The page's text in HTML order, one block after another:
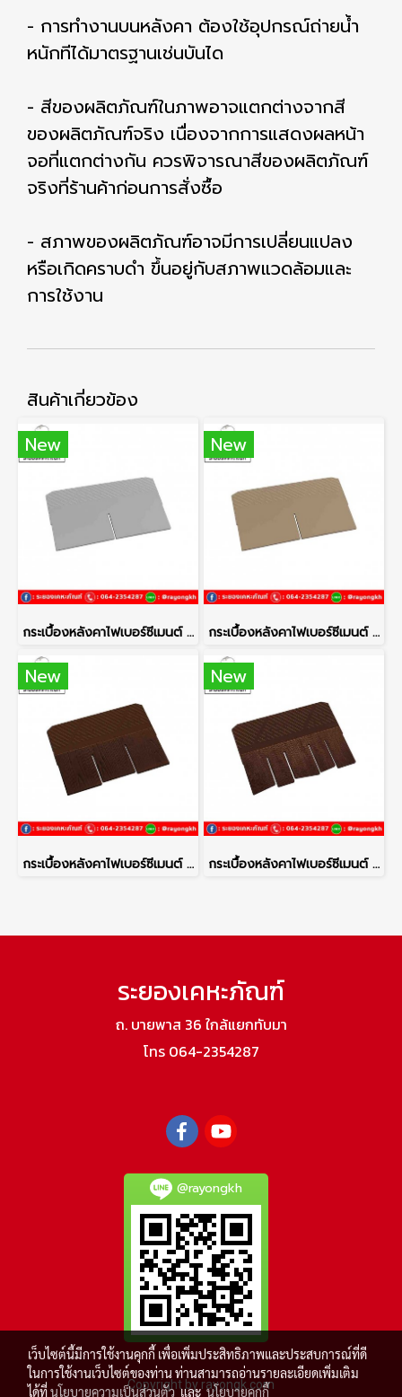
- การทำงานบนหลังคา ต้องใช้อุปกรณ์ถ่ายน้ำ
หนักทีได้มาตรฐานเช่นบันได
- สีของผลิตภัณฑ์ในภาพอาจแตกต่างจากสี
ของผลิตภัณฑ์จริง เนื่องจากการแสดงผลหน้า
จอที่แตกต่างกัน ควรพิจารณาสีของผลิตภัณฑ์
จริงที่ร้านค้าก่อนการสั่งซื้อ
- สภาพของผลิตภัณฑ์อาจมีการเปลี่ยนแปลง
หรือเกิดคราบดำ ขึ้นอยู่กับสภาพแวดล้อมและ
การใช้งาน
สินค้าเกี่ยวข้อง
New
กระเบื้องหลังคาไฟเบอร์ซีเมนต์ เอสซีจี รุ่นไอยร่า โมเดิร์น มาเบิ้ลเกรย์
New
กระเบื้องหลังคาไฟเบอร์ซีเมนต์ เอสซีจี รุ่นไอยร่า โมเดิร์น แซนดี้บราวน์
New
กระเบื้องหลังคาไฟเบอร์ซีเมนต์ เอสซีจี รุ่นไอยร่า ทิมเบอร์ ลายไม้ เฮเซลบราวน์
New
กระเบื้องหลังคาไฟเบอร์ซีเมนต์ เอสซีจี รุ่นไอยร่า ทิมเบอร์ ไม้แป้นเกล็ด เฮเซลบราวน์
ระยองเคหะภัณฑ์
ถ. บายพาส 36 ใกล้แยกทับมา
โทร 064-2354287
@rayongkh
Copyright by rayongk.com
เว็บไซต์นี้มีการใช้งานคุกกี้ เพื่อเพิ่มประสิทธิภาพและประสบการณ์ที่ดี
ในการใช้งานเว็บไซต์ของท่าน ท่านสามารถอ่านรายละเอียดเพิ่มเติม
ได้ที่นโยบายความเป็นส่วนตัวและ นโยบายคุกกี้